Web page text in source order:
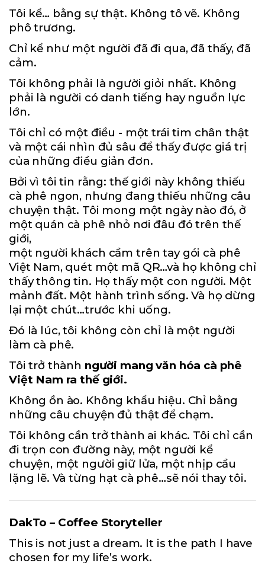
Tôi kể… bằng sự thật. Không tô vẽ. Không
phô trương.
Chỉ kể như một người đã đi qua, đã thấy, đã
cảm.
Tôi không phải là người giỏi nhất. Không
phải là người có danh tiếng hay nguồn lực
lớn.
Tôi chỉ có một điều - một trái tim chân thật
và một cái nhìn đủ sâu để thấy được giá trị
của những điều giản đơn.
Bởi vì tôi tin rằng: thế giới này không thiếu
cà phê ngon, nhưng đang thiếu những câu
chuyện thật. Tôi mong một ngày nào đó, ở
một quán cà phê nhỏ nơi đâu đó trên thế
giới,
một người khách cầm trên tay gói cà phê
Việt Nam, quét một mã QR…và họ không chỉ
thấy thông tin. Họ thấy một con người. Một
mảnh đất. Một hành trình sống. Và họ dừng
lại một chút…trước khi uống.
Đó là lúc, tôi không còn chỉ là một người
làm cà phê.
Tôi trở thành người mang văn hóa cà phê
Việt Nam ra thế giới.
Không ồn ào. Không khẩu hiệu. Chỉ bằng
những câu chuyện đủ thật để chạm.
Tôi không cần trở thành ai khác. Tôi chỉ cần
đi trọn con đường này, một người kể
chuyện, một người giữ lửa, một nhịp cầu
lặng lẽ. Và từng hạt cà phê…sẽ nói thay tôi.
DakTo – Coffee Storyteller
This is not just a dream. It is the path I have
chosen for my life’s work.